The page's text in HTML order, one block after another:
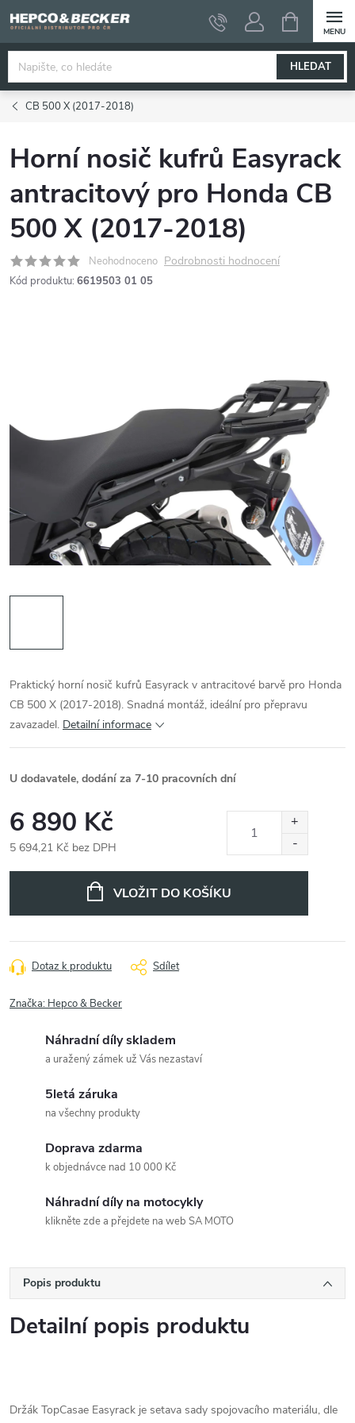
na
obsah
HLEDAT
NÁKUPNÍ
KOŠÍK
CB 500 X (2017-2018)
Horní nosič kufrů Easyrack
antracitový pro Honda CB
500 X (2017-2018)
Neohodnoceno Podrobnosti hodnocení
Kód produktu: 6619503 01 05
Praktický horní nosič kufrů Easyrack v antracitové barvě pro Honda
CB 500 X (2017-2018). Snadná montáž, ideální pro přepravu
zavazadel. Detailní informace
U dodavatele, dodání za 7-10 pracovních dní
6 890 Kč
5 694,21 Kč bez DPH
VLOŽIT DO KOŠÍKU
Dotaz k produktu Sdílet
Značka: Hepco & Becker
Náhradní díly skladem
a uražený zámek už Vás nezastaví
5letá záruka
na všechny produkty
Doprava zdarma
k objednávce nad 10 000 Kč
Náhradní díly na motocykly
klikněte zde a přejdete na web SA MOTO
Popis produktu
Detailní popis produktu
Držák TopCasae Easyrack je setava sady spojovacího materiálu, dle